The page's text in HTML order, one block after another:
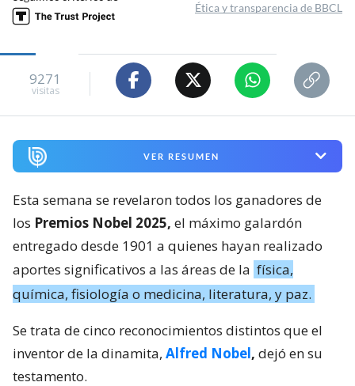
Ética y transparencia de BBCL
9271
visitas
VER RESUMEN
Esta semana se revelaron todos los ganadores de
los Premios Nobel 2025, el máximo galardón
entregado desde 1901 a quienes hayan realizado
aportes significativos a las áreas de la física,
química, fisiología o medicina, literatura, y paz.
Se trata de cinco reconocimientos distintos que el
inventor de la dinamita, Alfred Nobel, dejó en su
testamento.